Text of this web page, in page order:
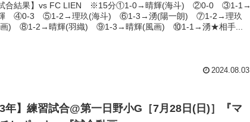
試合結果】vs FC LIEN ※15分①1-0→晴輝(海斗) ②0-0 ③1-1→
④0-3 ⑤1-2→理玖(海斗) ⑥1-3→湧(陽一朗) ⑦1-2→理玖
画) ⑧1-2→晴輝(羽織) ⑨1-3→晴輝(風画) ⑩1-1→湧★相手...
2024.08.03
3年】練習試合@第一日野小G［7月28日(日)］『マ